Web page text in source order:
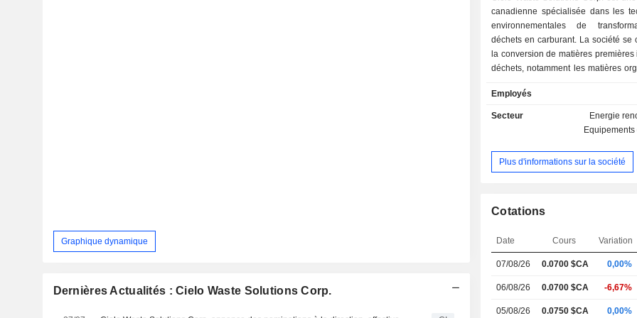
Graphique dynamique
Dernières Actualités : Cielo Waste Solutions Corp.
canadienne spécialisée dans les
environnementales de
déchets en carburant. La société se
la conversion de matières premières
déchets, notamment les matières
détient une licence exclusive au
les technologies brevetées
to Liquids (EBTL) et Biomass Gas
associée, et une licence aux États-
sous-produits de la créosote et du
rebut. EBTL est un procédé breveté
conversion de la biomasse par
Fischer-Tropsch afin de produire
renouvelable, sans énergie fossile et
carbone nette nulle. Le procédé
cellulosique en bio-syngaz
Employés
Secteur
Energie
Plus d'informations sur la société
Cotations
Date Cours Variation
07/08/26 0.0700 $CA 0,00%
06/08/26 0.0700 $CA -6,67%
05/08/26 0.0750 $CA 0,00%